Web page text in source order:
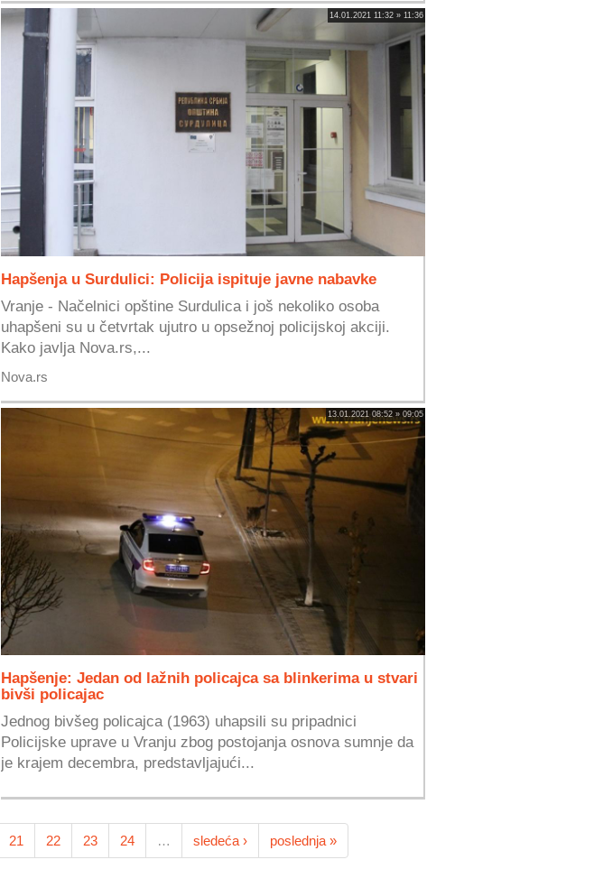
14.01.2021 11:32 » 11:36
Hapšenja u Surdulici: Policija ispituje javne nabavke
Vranje - Načelnici opštine Surdulica i još nekoliko osoba
uhapšeni su u četvrtak ujutro u opsežnoj policijskoj akciji.
Kako javlja Nova.rs,...
Nova.rs
13.01.2021 08:52 » 09:05
Hapšenje: Jedan od lažnih policajca sa blinkerima u stvari
bivši policajac
Jednog bivšeg policajca (1963) uhapsili su pripadnici
Policijske uprave u Vranju zbog postojanja osnova sumnje da
je krajem decembra, predstavljajući...
21 22 23 24 … sledeća › poslednja »